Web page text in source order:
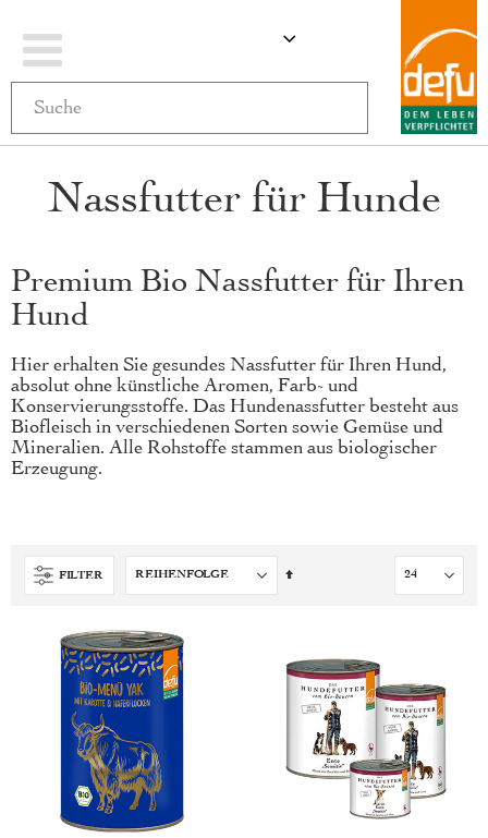
Navigation MEIN
Nassfutter für Hunde
Premium Bio Nassfutter für Ihren
Hund
Hier erhalten Sie gesundes Nassfutter für Ihren Hund,
absolut ohne künstliche Aromen, Farb- und
Konservierungsstoffe. Das Hundenassfutter besteht aus
Biofleisch in verschiedenen Sorten sowie Gemüse und
Mineralien. Alle Rohstoffe stammen aus biologischer
Erzeugung.
FILTER
Absteigend